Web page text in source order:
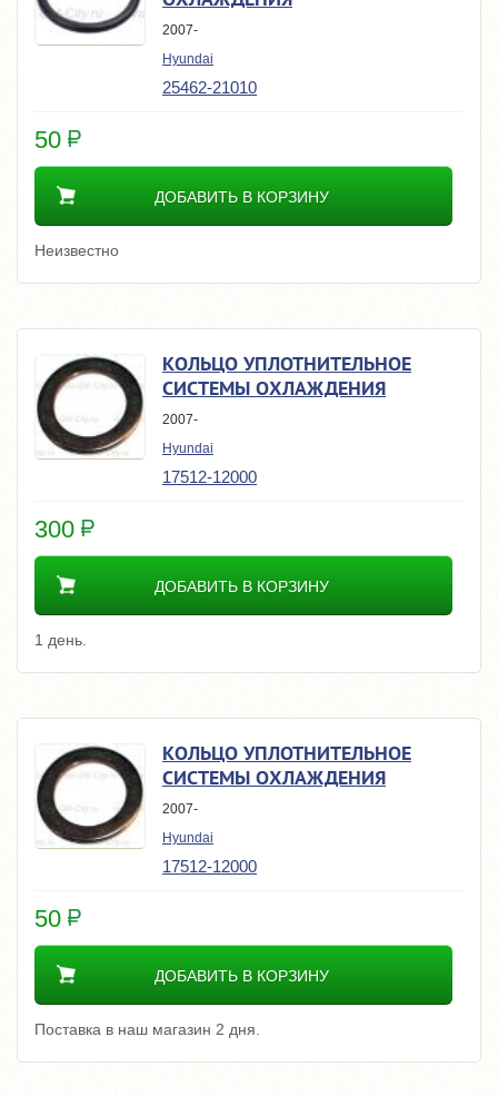
2007-
Hyundai
25462-21010
50
ДОБАВИТЬ В КОРЗИНУ
Неизвестно
КОЛЬЦО УПЛОТНИТЕЛЬНОЕ
СИСТЕМЫ ОХЛАЖДЕНИЯ
2007-
Hyundai
17512-12000
300
ДОБАВИТЬ В КОРЗИНУ
1 день.
КОЛЬЦО УПЛОТНИТЕЛЬНОЕ
СИСТЕМЫ ОХЛАЖДЕНИЯ
2007-
Hyundai
17512-12000
50
ДОБАВИТЬ В КОРЗИНУ
Поставка в наш магазин 2 дня.